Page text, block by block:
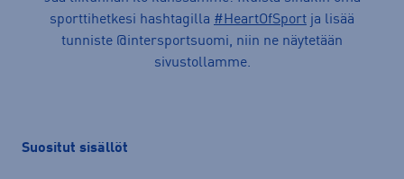
sporttihetkesi hashtagilla #HeartOfSport ja lisää
tunniste @intersportsuomi, niin ne näytetään
sivustollamme.
Suositut sisällöt